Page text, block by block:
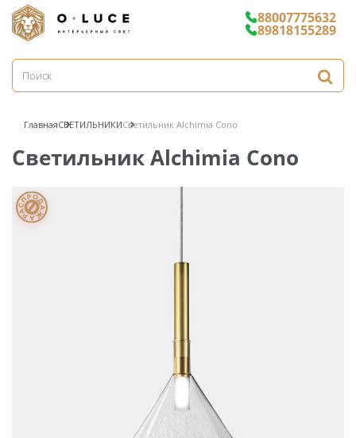
88007775632
89818155289
ГлавнаяСВЕТИЛЬНИКИСветильник Alchimia Cono
Светильник Alchimia Cono